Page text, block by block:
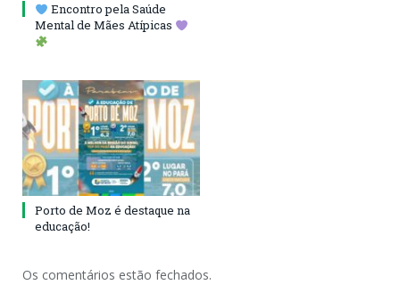
Encontro pela Saúde
Mental de Mães Atípicas
Porto de Moz é destaque na
educação!
Os comentários estão fechados.